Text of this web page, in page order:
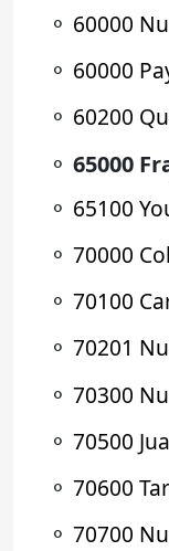
⚬ 60000
⚬ 60000
⚬ 60200
⚬ 65000
⚬ 65100
⚬ 70000
⚬ 70100
⚬ 70201
⚬ 70300
⚬ 70500
⚬ 70600
⚬ 70700